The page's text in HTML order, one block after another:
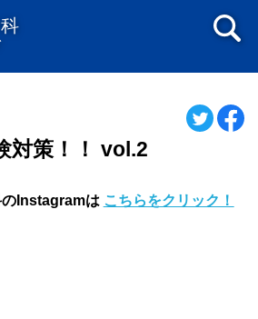
対策！！ vol.2
Instagramは こちらをクリック！